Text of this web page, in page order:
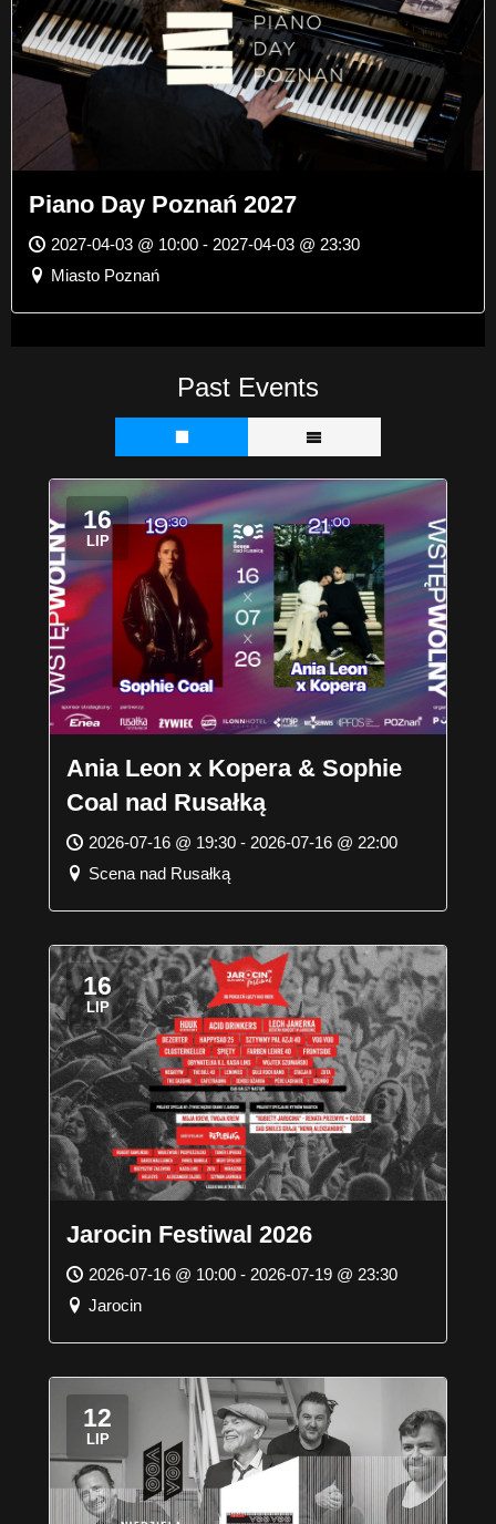
Piano Day Poznań 2027
2027-04-03 @ 10:00 - 2027-04-03 @ 23:30
Miasto Poznań
Past Events
16
LIP
Ania Leon x Kopera & Sophie
Coal nad Rusałką
2026-07-16 @ 19:30 - 2026-07-16 @ 22:00
Scena nad Rusałką
16
LIP
Jarocin Festiwal 2026
2026-07-16 @ 10:00 - 2026-07-19 @ 23:30
Jarocin
12
LIP